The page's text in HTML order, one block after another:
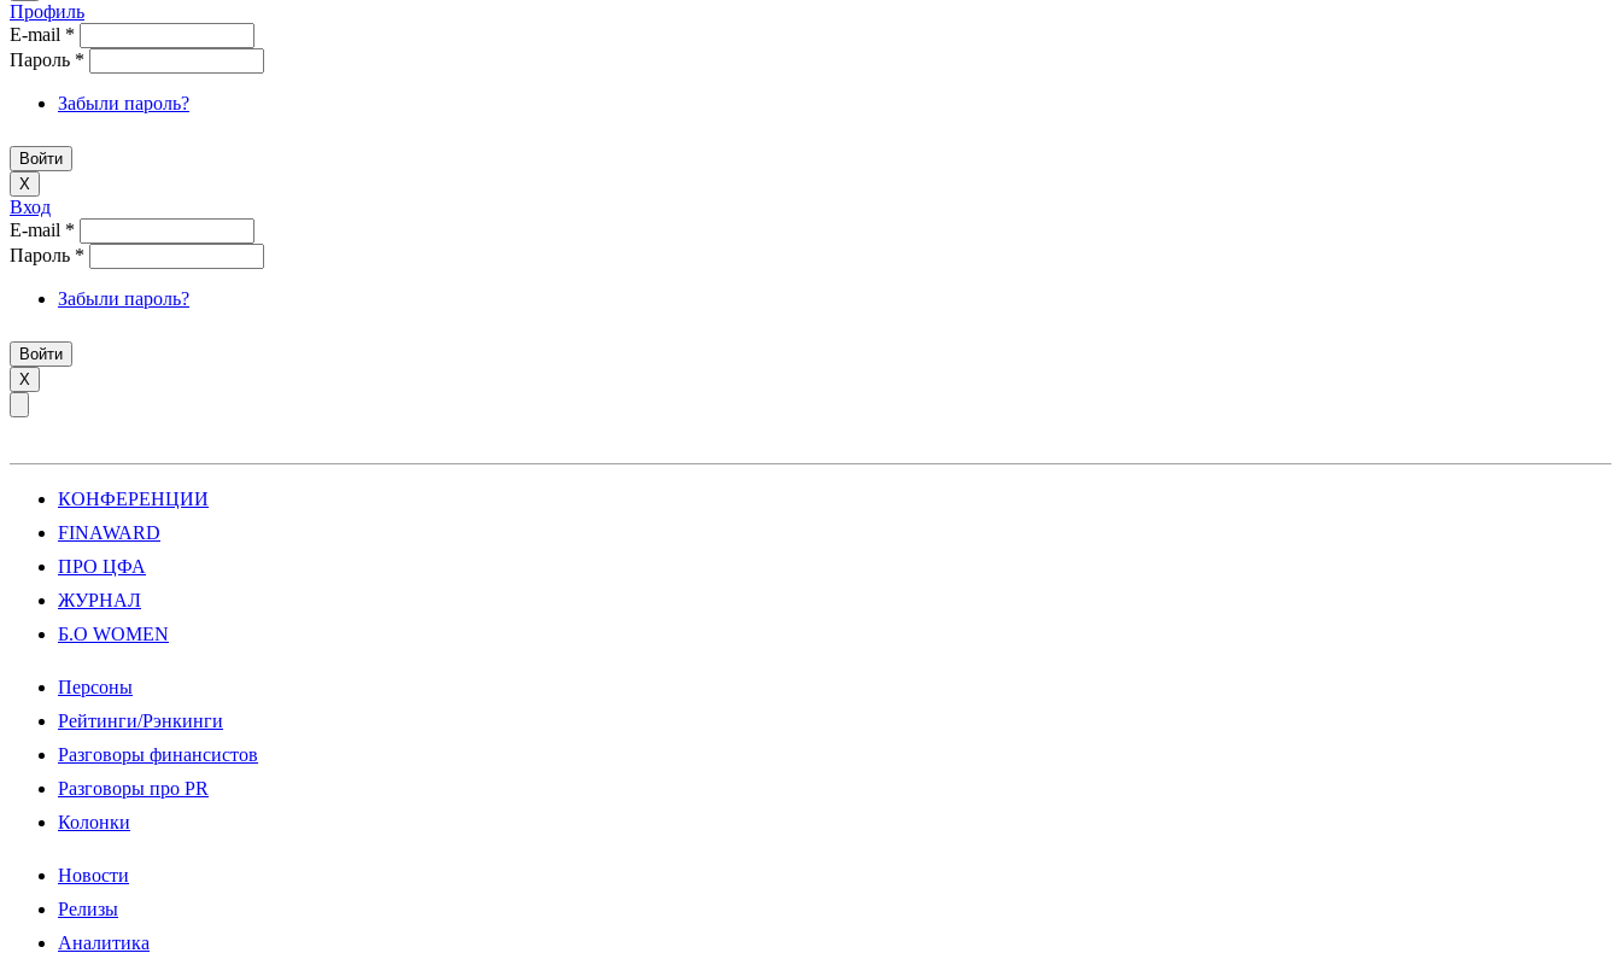
Профиль
E-mail *
Пароль *
Забыли пароль?
X
Вход
E-mail *
Пароль *
Забыли пароль?
X
КОНФЕРЕНЦИИ
FINAWARD
ПРО ЦФА
ЖУРНАЛ
Б.О WOMEN
Персоны
Рейтинги/Рэнкинги
Разговоры финансистов
Разговоры про PR
Колонки
Новости
Релизы
Аналитика